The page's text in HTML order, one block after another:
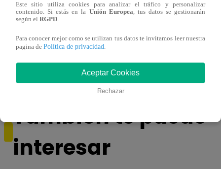
Pájaro Gómez venció a Miguel Mateos y
rock
También te puede
interesar
Este sitio utiliza cookies para analizar el tráfico y personalizar
contenido. Si estás en la Unión Europea , tus datos se gestionarán
según el RGPD
Para conocer mejor como se utilizan tus datos te invitamos leer nuestra
pagina de Política de privacidad
Aceptar Cookies
Rechazar